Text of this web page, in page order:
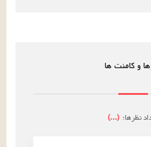
و کامنت ها
نظرها: (
...
)